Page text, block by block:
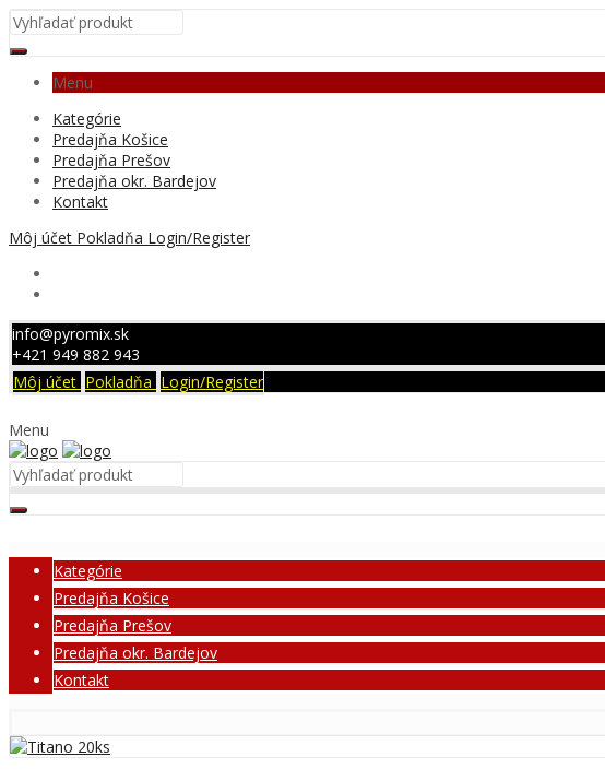
Menu
Kategórie
Predajňa Košice
Predajňa Prešov
Predajňa okr. Bardejov
Kontakt
Môj účet Pokladňa Login/Register
info@pyromix.sk
+421 949 882 943
Môj účet Pokladňa Login/Register
Menu
Kategórie
Predajňa Košice
Predajňa Prešov
Predajňa okr. Bardejov
Kontakt